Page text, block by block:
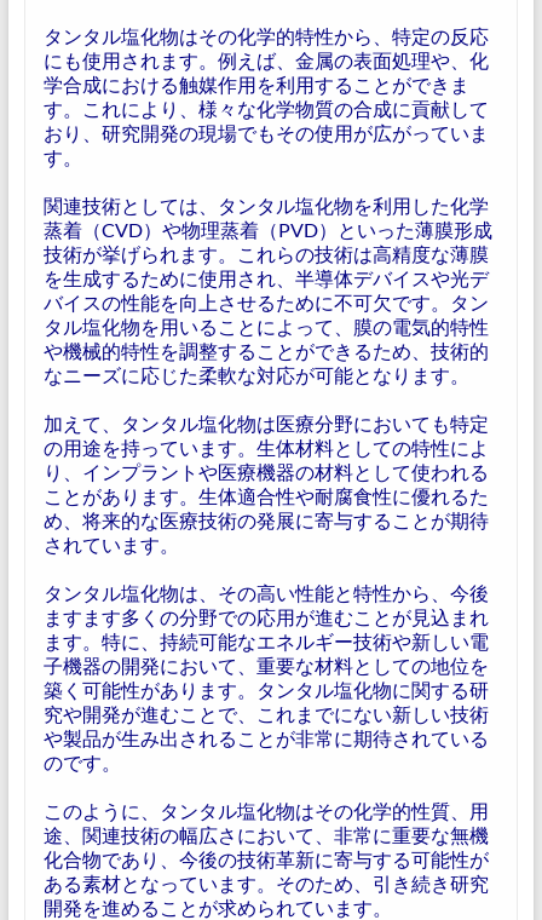
タンタル塩化物はその化学的特性から、特定の反応
にも使用されます。例えば、金属の表面処理や、化
学合成における触媒作用を利用することができま
す。これにより、様々な化学物質の合成に貢献して
おり、研究開発の現場でもその使用が広がっていま
す。
関連技術としては、タンタル塩化物を利用した化学
蒸着（CVD）や物理蒸着（PVD）といった薄膜形成
技術が挙げられます。これらの技術は高精度な薄膜
を生成するために使用され、半導体デバイスや光デ
バイスの性能を向上させるために不可欠です。タン
タル塩化物を用いることによって、膜の電気的特性
や機械的特性を調整することができるため、技術的
なニーズに応じた柔軟な対応が可能となります。
加えて、タンタル塩化物は医療分野においても特定
の用途を持っています。生体材料としての特性によ
り、インプラントや医療機器の材料として使われる
ことがあります。生体適合性や耐腐食性に優れるた
め、将来的な医療技術の発展に寄与することが期待
されています。
タンタル塩化物は、その高い性能と特性から、今後
ますます多くの分野での応用が進むことが見込まれ
ます。特に、持続可能なエネルギー技術や新しい電
子機器の開発において、重要な材料としての地位を
築く可能性があります。タンタル塩化物に関する研
究や開発が進むことで、これまでにない新しい技術
や製品が生み出されることが非常に期待されている
のです。
このように、タンタル塩化物はその化学的性質、用
途、関連技術の幅広さにおいて、非常に重要な無機
化合物であり、今後の技術革新に寄与する可能性が
ある素材となっています。そのため、引き続き研究
開発を進めることが求められています。